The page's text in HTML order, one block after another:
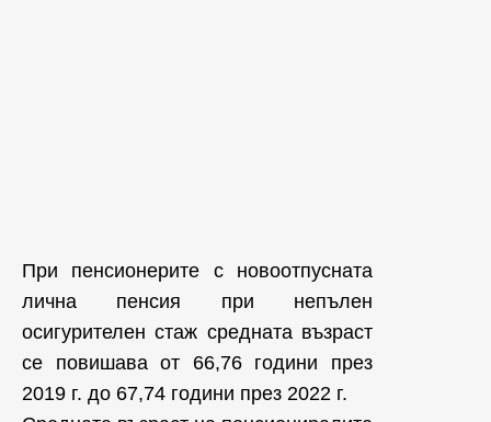
При пенсионерите с новоотпусната
лична пенсия при непълен
осигурителен стаж средната възраст
се повишава от 66,76 години през
2019 г. до 67,74 години през 2022 г.